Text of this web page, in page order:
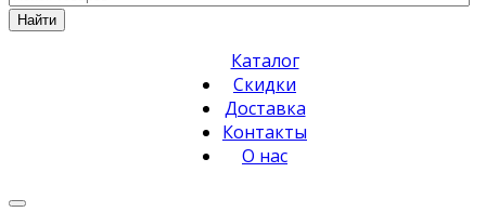
Найти
Каталог
Скидки
Доставка
Контакты
О нас